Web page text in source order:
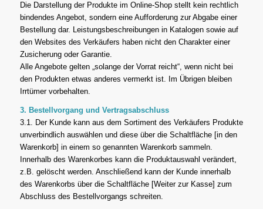
Die Darstellung der Produkte im Online-Shop stellt kein rechtlich
bindendes Angebot, sondern eine Aufforderung zur Abgabe einer
Bestellung dar. Leistungsbeschreibungen in Katalogen sowie auf
den Websites des Verkäufers haben nicht den Charakter einer
Zusicherung oder Garantie.
Alle Angebote gelten „solange der Vorrat reicht“, wenn nicht bei
den Produkten etwas anderes vermerkt ist. Im Übrigen bleiben
Irrtümer vorbehalten.
3. Bestellvorgang und Vertragsabschluss
3.1. Der Kunde kann aus dem Sortiment des Verkäufers Produkte
unverbindlich auswählen und diese über die Schaltfläche [in den
Warenkorb] in einem so genannten Warenkorb sammeln.
Innerhalb des Warenkorbes kann die Produktauswahl verändert,
z.B. gelöscht werden. Anschließend kann der Kunde innerhalb
des Warenkorbs über die Schaltfläche [Weiter zur Kasse] zum
Abschluss des Bestellvorgangs schreiten.